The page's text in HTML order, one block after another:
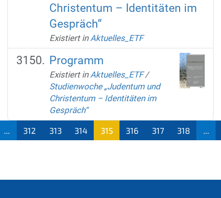
Christentum – Identitäten im
Gespräch“
Existiert in Aktuelles_ETF
Programm
Existiert in Aktuelles_ETF /
Studienwoche „Judentum und
Christentum – Identitäten im
Gespräch“
312 313 314
315
316 317 318